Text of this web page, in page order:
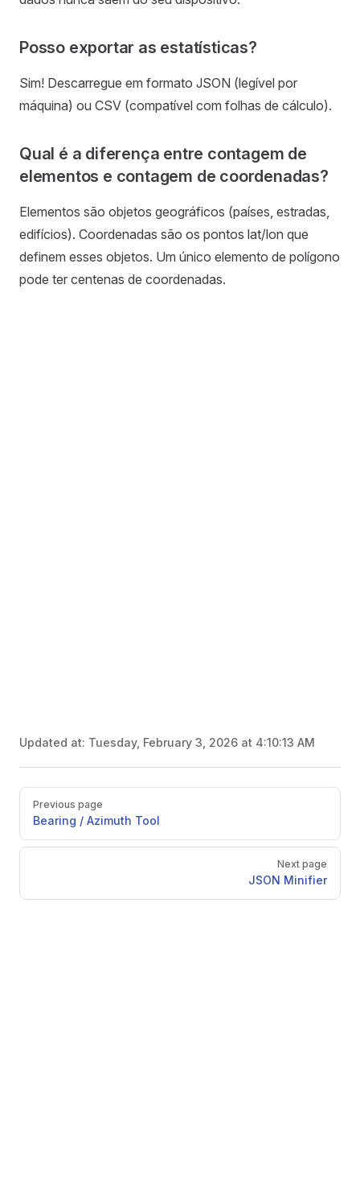
Posso exportar as estatísticas?
Sim! Descarregue em formato JSON (legível por
máquina) ou CSV (compatível com folhas de cálculo).
Qual é a diferença entre contagem de
elementos e contagem de coordenadas?
Elementos são objetos geográficos (países, estradas,
edifícios). Coordenadas são os pontos lat/lon que
definem esses objetos. Um único elemento de polígono
pode ter centenas de coordenadas.
Updated at: Tuesday, February 3, 2026 at 4:10:13 AM
Pager
Previous page
Bearing / Azimuth Tool
Next page
JSON Minifier